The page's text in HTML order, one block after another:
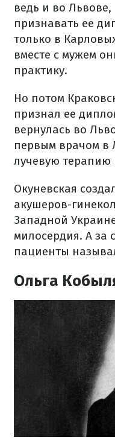
ведь и во Львове,
признавать ее
только в
вместе с мужем
практику.
Но потом
признал ее
вернулась во
первым врачом в
лучевую терапию
Окуневская
акушеров-
Западной
милосердия. А за
пациенты
Ольга